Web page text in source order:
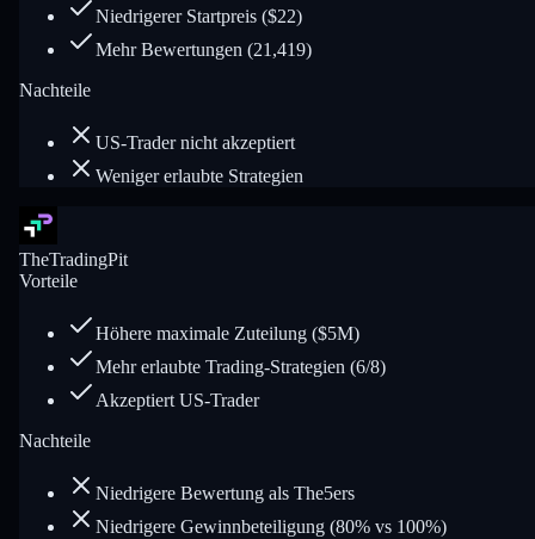
Niedrigerer Startpreis ($22)
Mehr Bewertungen (21,419)
Nachteile
US-Trader nicht akzeptiert
Weniger erlaubte Strategien
TheTradingPit
Vorteile
Höhere maximale Zuteilung ($5M)
Mehr erlaubte Trading-Strategien (6/8)
Akzeptiert US-Trader
Nachteile
Niedrigere Bewertung als The5ers
Niedrigere Gewinnbeteiligung (80% vs 100%)